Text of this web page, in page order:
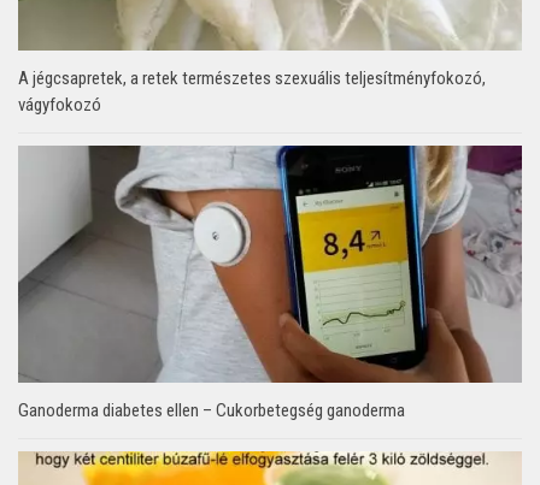
A jégcsapretek, a retek természetes szexuális teljesítményfokozó,
vágyfokozó
Ganoderma diabetes ellen – Cukorbetegség ganoderma